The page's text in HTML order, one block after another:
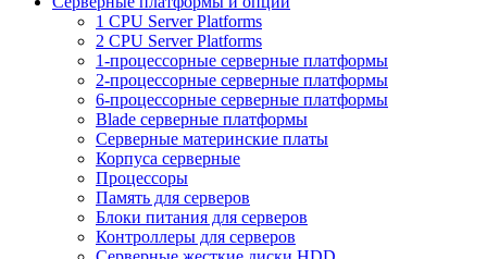
1 CPU Server Platforms
2 CPU Server Platforms
1-процессорные серверные платформы
2-процессорные серверные платформы
6-процессорные серверные платформы
Blade серверные платформы
Серверные материнские платы
Корпуса серверные
Процессоры
Память для серверов
Блоки питания для серверов
Контроллеры для серверов